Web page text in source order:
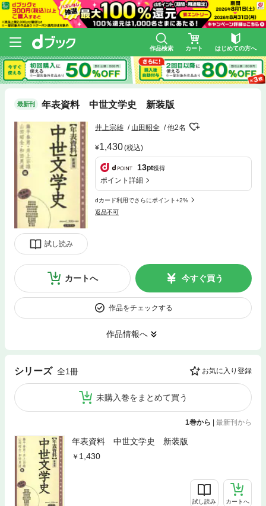
作品検索 カート はじめての方へ
最新刊 年表資料 中世文学史 新装版
試し読み
井上宗雄 山田昭全 他2名
1,430(税込)
13pt獲得
ポイント詳細
dカード利用でさらにポイント+2%
返品不可
カートへ 今すぐ買う
作品をチェックする
作品情報へ
シリーズ 全1冊 お気に入り登録
未購入巻をまとめて買う
1巻から | 最新刊から
年表資料 中世文学史 新装版
1,430
試し読み カートへ